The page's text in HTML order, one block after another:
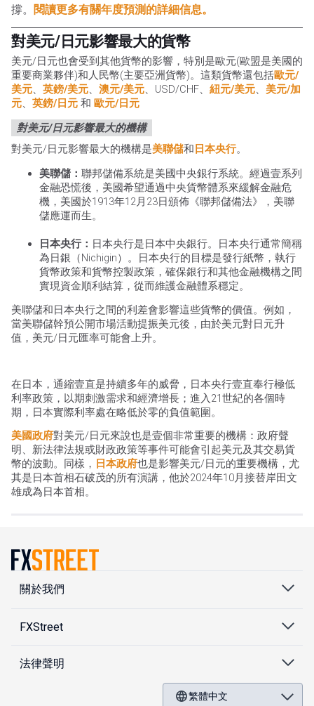
撐。
閱讀更多有關年度預測的詳細信息。
對美元/日元影響最大的貨幣
美元/日元也會受到其他貨幣的影響，特別是歐元(歐盟是美國的
重要商業夥伴)和人民幣(主要亞洲貨幣)。這類貨幣還包括歐元/
美元、 英鎊/美元、 澳元/美元、USD/CHF、 紐元/美元、 美元/加
元、 英鎊/日元 和 歐元/日元
對美元/日元影響最大的機構
對美元/日元影響最大的機構是美聯儲和 日本央行。
美聯儲： 聯邦儲備系統是美國中央銀行系統。經過壹系列
金融恐慌後，美國希望通過中央貨幣體系來緩解金融危
機，美國於1913年12月23日頒佈《聯邦儲備法》，美聯
儲應運而生。
日本央行： 日本央行是日本中央銀行。日本央行通常簡稱
為日銀（Nichigin）。日本央行的目標是發行紙幣，執行
貨幣政策和貨幣控製政策，確保銀行和其他金融機構之間
實現資金順利結算，從而維護金融體系穩定。
美聯儲和日本央行之間的利差會影響這些貨幣的價值。例如，
當美聯儲幹預公開市場活動提振美元後，由於美元對日元升
值，美元/日元匯率可能會上升。
在日本，通縮壹直是持續多年的威脅，日本央行壹直奉行極低
利率政策，以期刺激需求和經濟增長；進入21世紀的各個時
期，日本實際利率處在略低於零的負值範圍。
美國政府對美元/日元來說也是壹個非常重要的機構：政府聲
明、新法律法規或財政政策等事件可能會引起美元及其交易貨
幣的波動。同樣， 日本政府也是影響美元/日元的重要機構，尤
其是日本首相石破茂的所有演講，他於2024年10月接替岸田文
雄成為日本首相。
關於我們
FXStreet
法律聲明
繁體中文